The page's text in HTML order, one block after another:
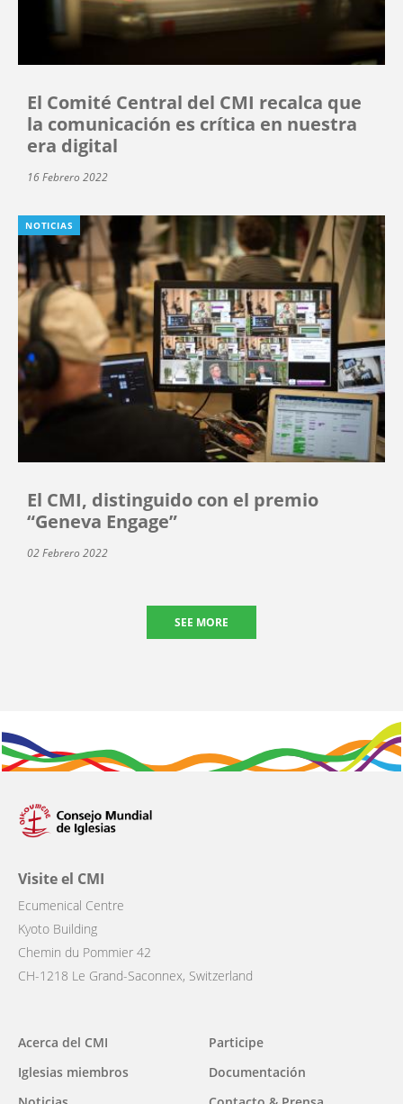
El Comité Central del CMI recalca que
la comunicación es crítica en nuestra
era digital
16 Febrero 2022
NOTICIAS
El CMI, distinguido con el premio
“Geneva Engage”
02 Febrero 2022
SEE MORE
Visite el CMI
Ecumenical Centre
Kyoto Building
Chemin du Pommier 42
CH-1218 Le Grand-Saconnex, Switzerland
Main
navigation
Acerca del CMI
Iglesias miembros
Participe
Documentación